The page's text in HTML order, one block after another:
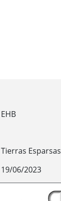
EHB
Tierras Esparsas
19/06/2023